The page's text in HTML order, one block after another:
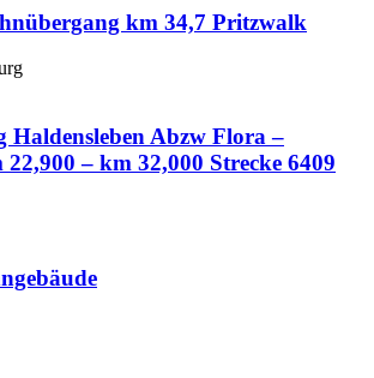
km 34,7 Pritzwalk
Haldensleben Abzw Flora –
– km 32,000 Strecke 6409